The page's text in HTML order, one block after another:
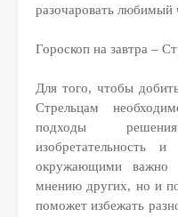
разочаровать любимый
Гороскоп на завтра –
Для того, чтобы
Стрельцам
подходы
изобретательность
окружающими важно
мнению других, но и
поможет избежать